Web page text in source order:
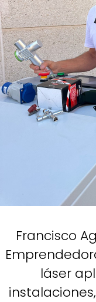
Francisco
láser